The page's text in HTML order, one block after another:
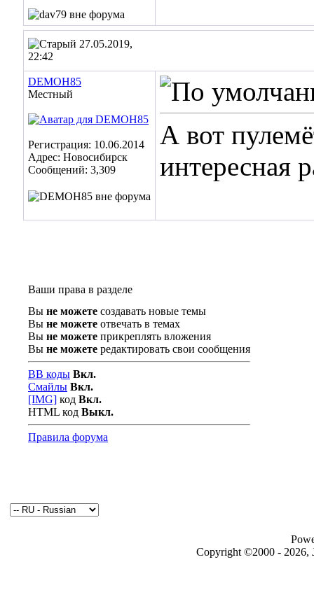
27.05.2019,
22:42
DEMOH85
Местный
Регистрация: 10.06.2014
Адрес: Новосибирск
Сообщений: 3,309
А вот
интересная
Ваши права в разделе
Вы не можете создавать новые темы
Вы не можете отвечать в темах
Вы не можете прикреплять вложения
Вы не можете редактировать свои сообщения
BB коды Вкл.
Смайлы Вкл.
[IMG] код Вкл.
HTML код Выкл.
Правила форума
Copyright ©2000 - 2026,